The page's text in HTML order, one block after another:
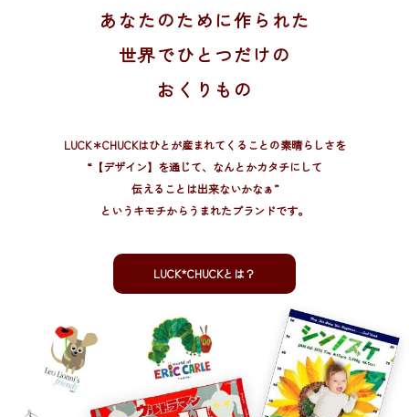
あなたのために作られた
世界でひとつだけの
おくりもの
LUCK＊CHUCKはひとが産まれてくることの素晴らしさを
“【デザイン】を通じて、 なんとかカタチにして
伝えることは出来ないかなぁ”
というキモチからうまれたブランドです。
LUCK*CHUCKとは？